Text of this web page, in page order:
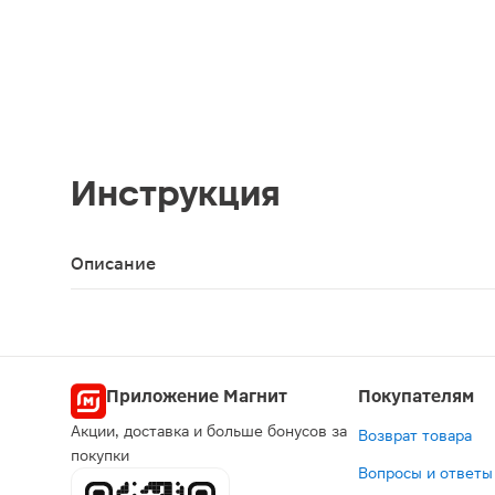
Инструкция
Описание
Приложение Магнит
Акции, доставка и больше бонусов за
покупки
Покупателям
Возврат товара
Вопросы и ответы